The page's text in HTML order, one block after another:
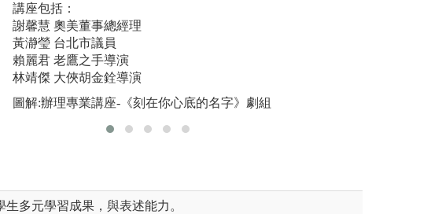
校內規劃一比一空拍考照場地並提供空拍
導同學們考取空拍專業證照。另加強輔導
數位剪輯」、「數位成音」國際證照強化
力!
結:https://reurl.cc/RL567r
同學考取無人機專業證照
玄奘大學大眾傳播學系
講座包括：
謝馨慧 奧美董事總經理
黃瀞瑩 台北市議員
賴麗君 老鷹之手導演
林靖傑 大俠胡金銓導演
圖解:辦理專業講座-《刻在你心底的名字》劇組
生多元學習成果，與表述能力。